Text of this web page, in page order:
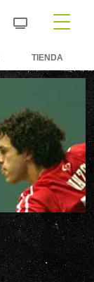
TIENDA